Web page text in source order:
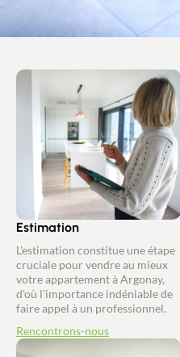
Estimation
L'estimation constitue une étape
cruciale pour vendre au mieux
votre appartement à Argonay,
d'où l'importance indéniable de
faire appel à un professionnel.
Rencontrons-nous